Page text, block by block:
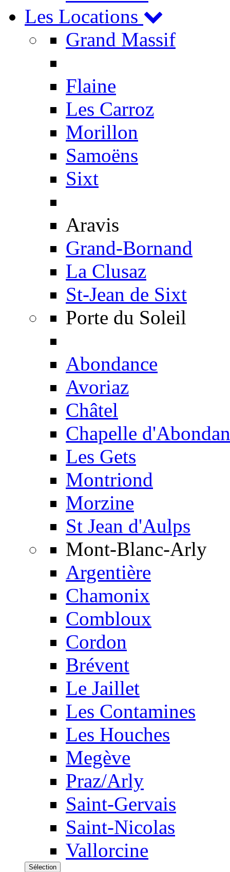
Les Locations
Grand Massif
Flaine
Les Carroz
Morillon
Samoëns
Sixt
Aravis
Grand-Bornand
La Clusaz
St-Jean de Sixt
Porte du Soleil
Abondance
Avoriaz
Châtel
Chapelle
Les Gets
Montriond
Morzine
St Jean d'Aulps
Mont-Blanc-Arly
Argentière
Chamonix
Combloux
Cordon
Brévent
Le Jaillet
Les Contamines
Les Houches
Megève
Praz/Arly
Saint-Gervais
Saint-Nicolas
Vallorcine
Sélection